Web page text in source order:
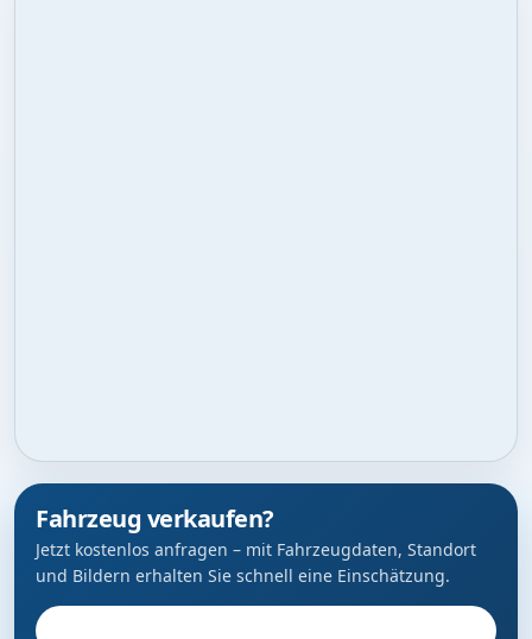
Fahrzeug verkaufen?
Jetzt kostenlos anfragen – mit Fahrzeugdaten, Standort
und Bildern erhalten Sie schnell eine Einschätzung.